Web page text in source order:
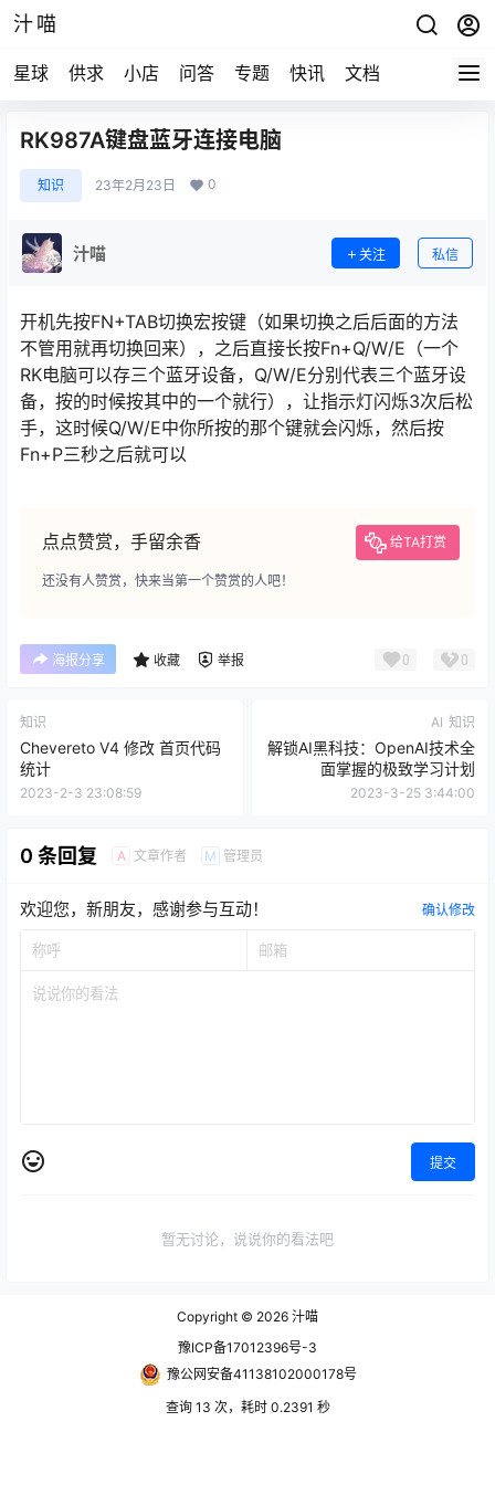
汁喵
星球 供求 小店 问答 专题 快讯 文档
RK987A键盘蓝牙连接电脑
知识 23年2月23日 0
汁喵 关注 私信
开机先按FN+TAB切换宏按键（如果切换之后后面的方法
不管用就再切换回来），之后直接长按Fn+Q/W/E（一个
RK电脑可以存三个蓝牙设备，Q/W/E分别代表三个蓝牙设
备，按的时候按其中的一个就行），让指示灯闪烁3次后松
手，这时候Q/W/E中你所按的那个键就会闪烁，然后按
Fn+P三秒之后就可以
点点赞赏，手留余香 给TA打赏
还没有人赞赏，快来当第一个赞赏的人吧！
海报分享 收藏 举报 0 0
知识
Chevereto V4 修改 首页代码
统计
2023-2-3 23:08:59
AI 知识
解锁AI黑科技：OpenAI技术全
面掌握的极致学习计划
2023-3-25 3:44:00
0 条回复 A 文章作者 M 管理员
欢迎您，新朋友，感谢参与互动！ 确认修改
提交
暂无讨论，说说你的看法吧
Copyright © 2026 汁喵
豫ICP备17012396号-3
豫公网安备41138102000178号
查询 13 次，耗时 0.2391 秒